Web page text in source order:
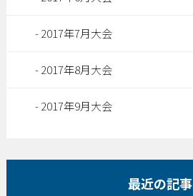
2017年7月大会
2017年8月大会
2017年9月大会
最近の記事